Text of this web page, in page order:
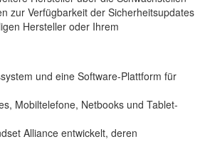
zur Verfügbarkeit der Sicherheitsupdates
Hersteller oder Ihrem
und eine Software-Plattform für
Mobiltelefone, Netbooks und Tablet-
Alliance entwickelt, deren